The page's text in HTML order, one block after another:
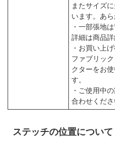
またサイズ
います。あ
・一部張地
詳細は商品詳
・お買い上
ファブリッ
クターをお
す。
・ご使用中
合わせくださ
ステッチの位置について